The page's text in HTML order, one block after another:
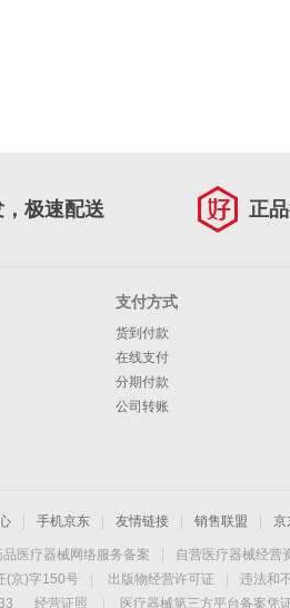
极速配送 正
支付方式
货到付款
在线支付
分期付款
公司转账
手机京东 友情链接 销售联盟 京
品医疗器械网络服务备案 自营医疗器械经营
(京)字150号
出版物经营许可证
违法和
经营证照 医疗器械第三方平台备案凭